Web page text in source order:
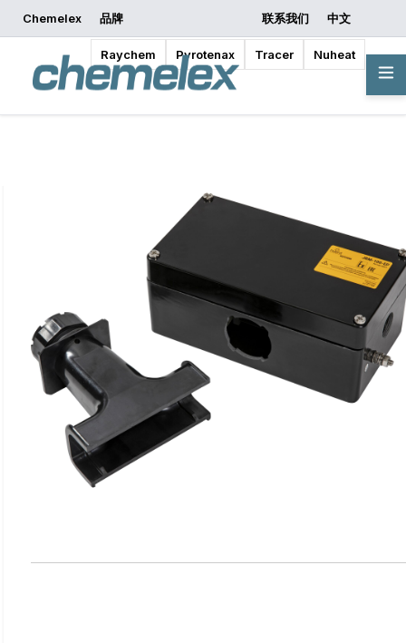
Chemelex 品牌
Raychem Pyrotenax Tracer Nuheat
联系我们
中文
索取报价
开始设计
概览